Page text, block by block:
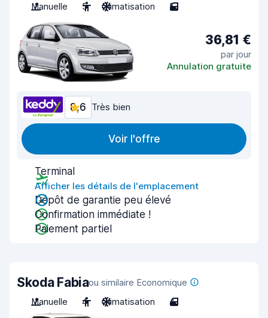
Manuelle
5 Climatisation 5
36,81 €
par jour
Annulation gratuite
8,6 Très bien
Voir l'offre
Terminal
Afficher les détails de l'emplacement
Dépôt de garantie peu élevé
Confirmation immédiate !
Paiement partiel
Skoda Fabiaou similaire Economique
Manuelle
4 Climatisation 4